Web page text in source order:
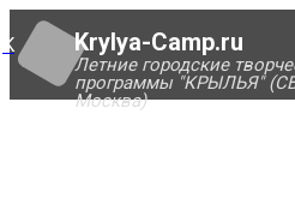
K Krylya-Camp.ru
Летние городские
программы "КРЫЛЬЯ"
Москва)